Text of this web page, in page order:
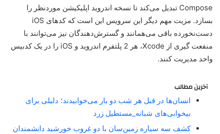
Compose تبدیل می‌کند تا نسخه اندروید اپلیکیشن موردنظر را
بسازد. مزیت مهم دیگر این سرویس این است که کدهای iOS
دست‌نخورده باقی می‌همانند و گسترش‌دهندگان نیز می‌توانند با
منفعت گیری از Xcode، هر 2 پلتفرم اندروید و iOS را در یک کدبیس
واحد مدیریت کنند.
آخرین مطالب
انسان‌ها در قبل هر شب دو بار می‌خوابیدند؛ دلیلی برای
بیخوابی‌های شبانه_مستطیل زرد
کشف سه سیاره زمین‌سان با دو غروب خورشید دانشمندان